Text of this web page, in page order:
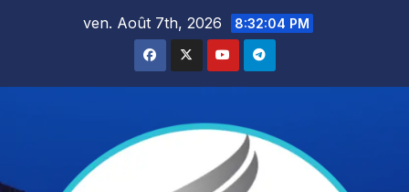
ven. Août 7th, 2026 8:32:05 PM